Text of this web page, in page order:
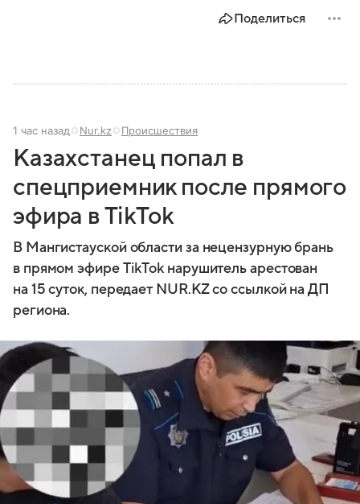
Поделиться
1 час назад Nur.kz Происшествия
Казахстанец попал в
спецприемник после прямого
эфира в TikTok
В Мангистауской области за нецензурную брань
в прямом эфире TikTok нарушитель арестован
на 15 суток, передает NUR.KZ со ссылкой на ДП
региона.